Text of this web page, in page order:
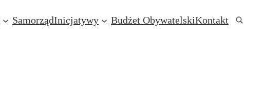
SamorządInicjatywy Budżet ObywatelskiKontakt